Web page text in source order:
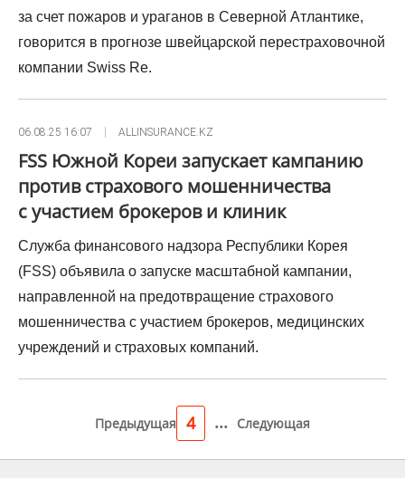
за счет пожаров и ураганов в Северной Атлантике,
говорится в прогнозе швейцарской перестраховочной
компании Swiss Re.
06.08.25 16:07 ALLINSURANCE.KZ
FSS Южной Кореи запускает кампанию
против страхового мошенничества
с участием брокеров и клиник
Служба финансового надзора Республики Корея
(FSS) объявила о запуске масштабной кампании,
направленной на предотвращение страхового
мошенничества с участием брокеров, медицинских
учреждений и страховых компаний.
Предыдущая 4 ... Следующая